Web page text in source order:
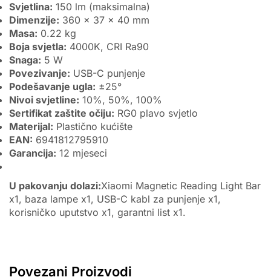
Svjetlina: 150 lm (maksimalna)
Dimenzije: 360 x 37 x 40 mm
Masa: 0.22 kg
Boja svjetla: 4000K, CRI Ra90
Snaga: 5 W
Povezivanje: USB-C punjenje
Podešavanje ugla: ±25°
Nivoi svjetline: 10%, 50%, 100%
Sertifikat zaštite očiju: RG0 plavo svjetlo
Materijal: Plastično kućište
EAN: 6941812795910
Garancija: 12 mjeseci
U pakovanju dolazi:Xiaomi Magnetic Reading Light Bar
x1, baza lampe x1, USB-C kabl za punjenje x1,
korisničko uputstvo x1, garantni list x1.
Povezani Proizvodi